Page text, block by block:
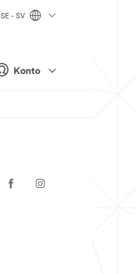
Konto
SE - SV